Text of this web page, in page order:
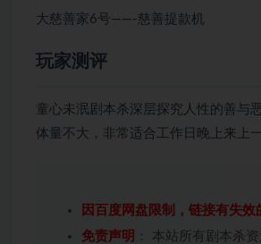
大慈善家6号——-慈善提款机
玩家测评
童心未泯剧本杀深层探究人性的善与
体量不大，非常适合工作日晚上来上
因百度网盘限制，链接有失
免责声明 ： 本站所有剧本杀